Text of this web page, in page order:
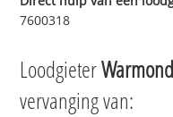
7600318
LoodgieterWarmond
vervanging van: